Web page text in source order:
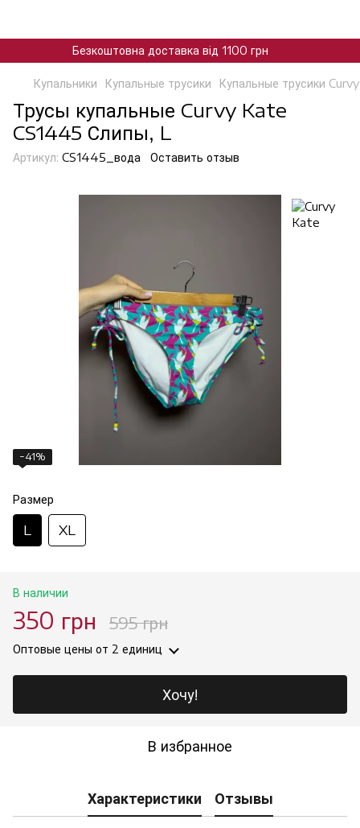
Безкоштовна доставка від 1100 грн
Купальники Купальные трусики Купальные трусики
Трусы купальные Curvy Kate
CS1445 Слипы, L
Артикул: CS1445_вода Оставить отзыв
−41%
Размер
L XL
В наличии
350 грн 595 грн
Оптовые цены от 2 единиц
Хочу!
В избранное
Характеристики Отзывы